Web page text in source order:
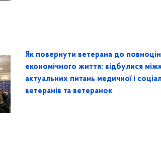
Як повернути ветерана до
економічного життя: відбулися
актуальних питань медичної і
ветеранів та ветеранок